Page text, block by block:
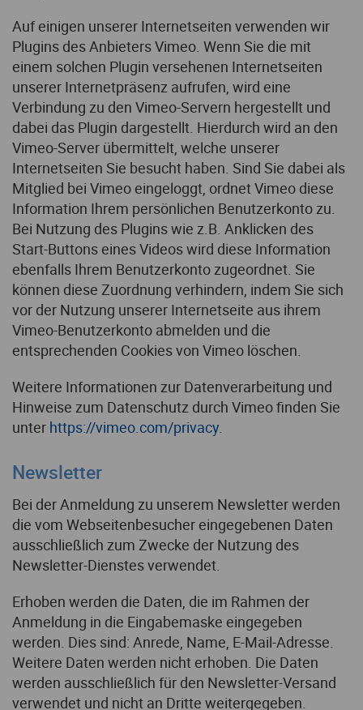
Auf einigen unserer Internetseiten verwenden wir
Plugins des Anbieters Vimeo. Wenn Sie die mit
einem solchen Plugin versehenen Internetseiten
unserer Internetpräsenz aufrufen, wird eine
Verbindung zu den Vimeo-Servern hergestellt und
dabei das Plugin dargestellt. Hierdurch wird an den
Vimeo-Server übermittelt, welche unserer
Internetseiten Sie besucht haben. Sind Sie dabei als
Mitglied bei Vimeo eingeloggt, ordnet Vimeo diese
Information Ihrem persönlichen Benutzerkonto zu.
Bei Nutzung des Plugins wie z.B. Anklicken des
Start-Buttons eines Videos wird diese Information
ebenfalls Ihrem Benutzerkonto zugeordnet. Sie
können diese Zuordnung verhindern, indem Sie sich
vor der Nutzung unserer Internetseite aus ihrem
Vimeo-Benutzerkonto abmelden und die
entsprechenden Cookies von Vimeo löschen.
Weitere Informationen zur Datenverarbeitung und
Hinweise zum Datenschutz durch Vimeo finden Sie
unter https://vimeo.com/privacy
Newsletter
Bei der Anmeldung zu unserem Newsletter werden
die vom Webseitenbesucher eingegebenen Daten
ausschließlich zum Zwecke der Nutzung des
Newsletter-Dienstes verwendet.
Erhoben werden die Daten, die im Rahmen der
Anmeldung in die Eingabemaske eingegeben
werden. Dies sind: Anrede, Name, E-Mail-Adresse.
Weitere Daten werden nicht erhoben. Die Daten
werden ausschließlich für den Newsletter-Versand
verwendet und nicht an Dritte weitergegeben.